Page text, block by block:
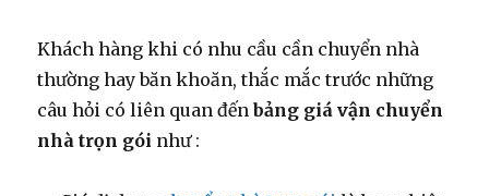
Khách hàng khi có nhu cầu cần chuyển nhà
thường hay băn khoăn, thắc mắc trước những
câu hỏi có liên quan đếnbảng giá vận chuyển
nhà trọn gói như :